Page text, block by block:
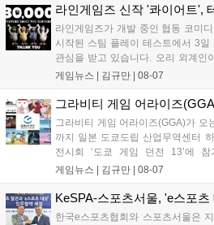
이다. 회사는 비용 효율화와 신작 흥
를 이끌 방침이다....
라인게임즈 신작 '콰이어트',
라인게임즈가 개발 중인 협동 코미
시작된 스팀 플레이 테스트에서 3
관심을 받고 있습니다. 오리 외계인
최대 4인 협동을 지원하며, 소음 관
을 개선 중이며, 상세 정보는 스팀 페
게임뉴스 | 김규만 08-07
그라비티 게임 어라이즈
그라비티 게임 어라이즈(GGA)가 오
까지 일본 도쿄도립 산업무역센터
전시회 ‘도쿄 게임 던전 13’에
‘JALECO ARCADE COLLECTION’
입니다. 시연 참여 관람객에게는 선
디 게임 생태계 활성화와 신규 타이
게임뉴스 | 김규만 08-07
KeSPA-스포츠서울, 'e스포
한국e스포츠협회와 스포츠서울은